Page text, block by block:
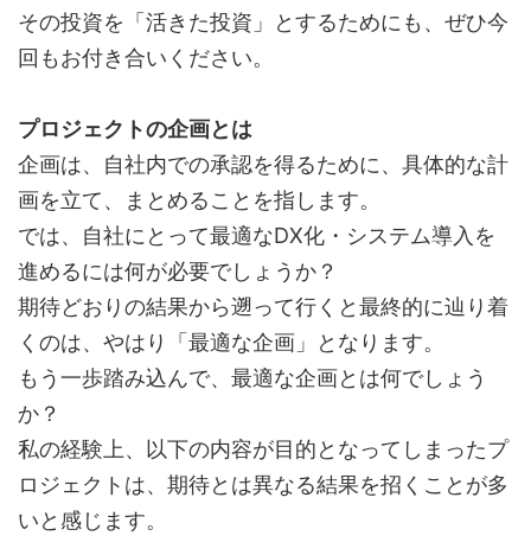
その投資を「活きた投資」とするためにも、ぜひ今
回もお付き合いください。
プロジェクトの企画とは
企画は、自社内での承認を得るために、具体的な計
画を立て、まとめることを指します。
では、自社にとって最適なDX化・システム導入を
進めるには何が必要でしょうか？
期待どおりの結果から遡って行くと最終的に辿り着
くのは、やはり「最適な企画」となります。
もう一歩踏み込んで、最適な企画とは何でしょう
か？
私の経験上、以下の内容が目的となってしまったプ
ロジェクトは、期待とは異なる結果を招くことが多
いと感じます。